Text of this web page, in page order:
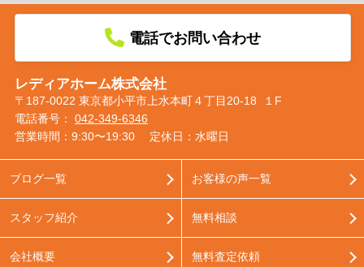
電話でお問い合わせ
レディアホーム株式会社
〒187-0022 東京都小平市上水本町４丁目20-18 １F
電話番号： 042-349-6346
営業時間：9:30〜19:30
定休日：水曜日
ブログ一覧
スタッフ紹介
会社概要
お客様の声一覧
無料相談
無料査定依頼